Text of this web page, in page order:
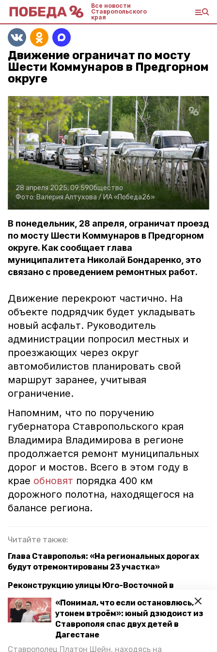
«Понимал, что если остановлюсь,
утонем втроём»: юный дзюдоист из
Ставрополя спас двух детей в
Дагестане
Ставрополец Платон Шейн, находясь на
Все новости
Ставропольского
края
Движение ограничат по мосту
Шести Коммунаров в Предгорном
округе
28 апреля 2025, 09:59Общество
Фото: Валерия Алтухова / ИА «Победа26»
В понедельник, 28 апреля, ограничат проезд
по мосту Шести Коммунаров в Предгорном
округе. Как сообщает глава
муниципалитета Николай Бондаренко, это
связано с проведением ремонтных работ.
Движение перекроют частично. На
объекте подрядчик будет укладывать
новый асфальт. Руководитель
администрации попросил местных и
проезжающих через округ
автомобилистов планировать свой
маршрут заранее, учитывая
ограничение.
Напомним, что по поручению
губернатора Ставропольского края
Владимира Владимирова в регионе
продолжается ремонт муниципальных
дорог и мостов. Всего в этом году в
крае обновят порядка 400 км
дорожного полотна, находящегося на
балансе региона.
Читайте также:
Глава Ставрополья: «На региональных дорогах
будут отремонтированы 23 участка»
Реконструкцию улицы Юго-Восточной в
Ставрополе завершат летом
18-метровый мост ещё через одну реку
отремонтируют на Ставрополье